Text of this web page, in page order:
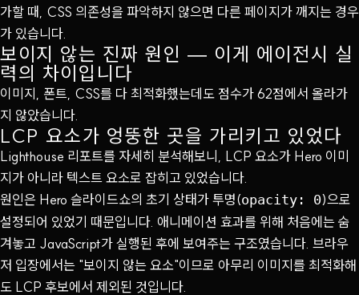
가할 때, CSS 의존성을 파악하지 않으면 다른 페이지가 깨지는 경우
가 있습니다.
보이지 않는 진짜 원인 — 이게 에이전시 실
력의 차이입니다
이미지, 폰트, CSS를 다 최적화했는데도 점수가 62점에서 올라가
지 않았습니다.
LCP 요소가 엉뚱한 곳을 가리키고 있었다
Lighthouse 리포트를 자세히 분석해보니, LCP 요소가 Hero 이미
지가 아니라 텍스트 요소로 잡히고 있었습니다.
원인은 Hero 슬라이드쇼의 초기 상태가 투명(opacity: 0)으로
설정되어 있었기 때문입니다. 애니메이션 효과를 위해 처음에는 숨
겨놓고 JavaScript가 실행된 후에 보여주는 구조였습니다. 브라우
저 입장에서는 "보이지 않는 요소"이므로 아무리 이미지를 최적화해
도 LCP 후보에서 제외된 것입니다.